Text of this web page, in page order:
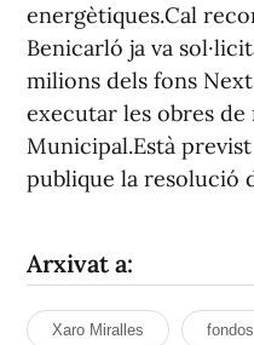
energètiques.Cal
Benicarló ja va
milions dels fons
executar les obres
Municipal.Està previst
publique la resolució
Arxivat a:
Xaro Miralles